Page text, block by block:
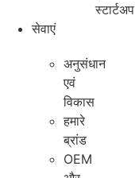
स्टार्टअप
सेवाएं
अनुसंधान
एवं
विकास
हमारे
ब्रांड
OEM